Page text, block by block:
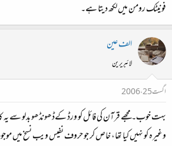
فونیٹک رومن میں لکھ دیتا ہے۔
الف عین
لائبریرین
اگست 25، 2006
بہت خوب۔ مجھے قرآن کی فائل کو ورڈ کےڈھونڈھو بدلو سے یہ
وغیرہ کو نہیں کیا تھا، خاص کر جو حروف نفیس ویب نسخ میں موجود